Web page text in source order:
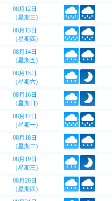
08月12日
（星期三)
08月13日
（星期四)
08月14日
（星期五)
08月15日
（星期六)
08月16日
（星期日)
08月17日
（星期一)
08月18日
（星期二)
08月19日
（星期三)
08月20日
（星期四)